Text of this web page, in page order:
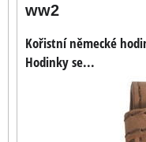
ww2
Kořistní německé
Hodinky se...